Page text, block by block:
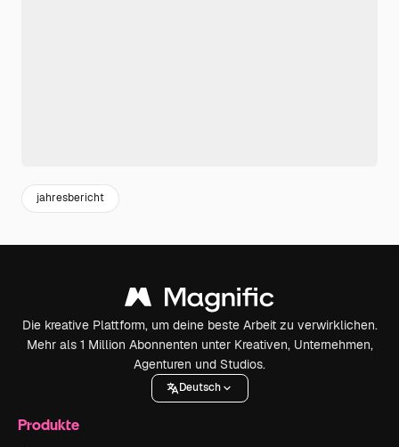
jahresbericht
Die kreative Plattform, um deine beste Arbeit zu verwirklichen.
Mehr als 1 Million Abonnenten unter Kreativen, Unternehmen,
Agenturen und Studios.
Deutsch
Produkte